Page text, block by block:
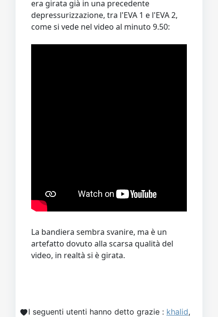
era girata già in una precedente
depressurizzazione, tra l'EVA 1 e l'EVA 2,
come si vede nel video al minuto 9.50:
La bandiera sembra svanire, ma è un
artefatto dovuto alla scarsa qualità del
video, in realtà si è girata.
I seguenti utenti hanno detto grazie : khalid,